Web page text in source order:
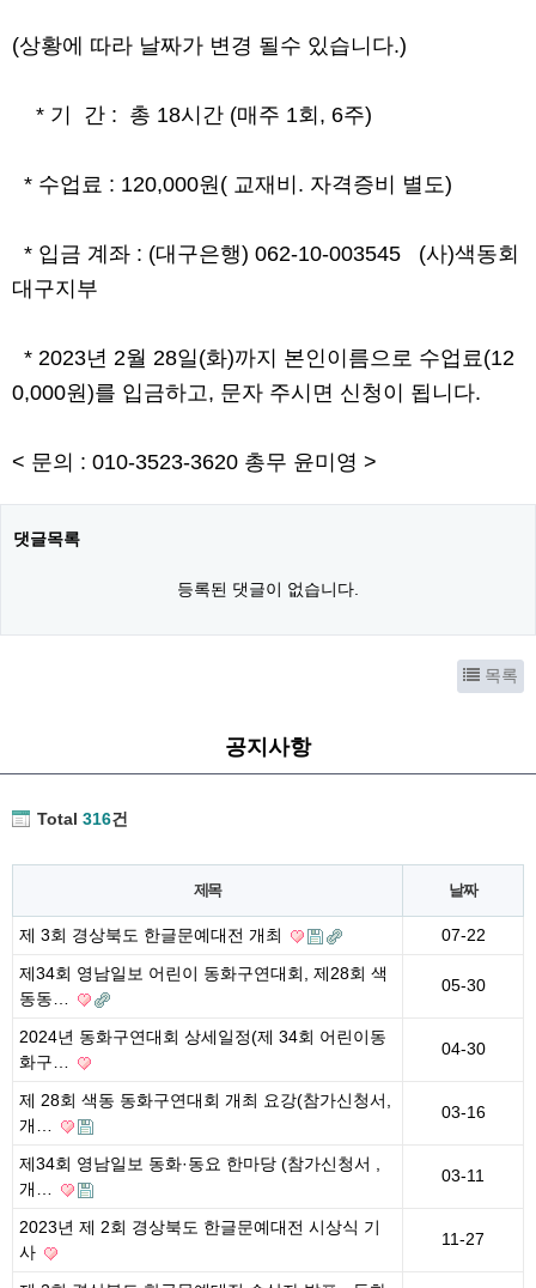
(상황에 따라 날짜가 변경 될수 있습니다.)
* 기 간 : 총 18시간 (매주 1회 , 6주)
* 수업료 : 120,000원 ( 교재비 . 자격증비 별도)
* 입금 계좌 : (대구은행) 062-10-003545 (사)색동회
대구지부
* 2023년 2월 28일(화)까지 본인이름으로 수업료(12
0,000원)를 입금하고, 문자 주시면 신청이 됩니다.
< 문의 : 010-3523-3620 총무 윤미영 >
댓글목록
등록된 댓글이 없습니다.
목록
공지사항
Total 316건
제목 날짜
제 3회 경상북도 한글문예대전 개최
07-22
제34회 영남일보 어린이 동화구연대회, 제28회 색
동동…
05-30
2024년 동화구연대회 상세일정(제 34회 어린이동
화구…
04-30
제 28회 색동 동화구연대회 개최 요강(참가신청서,
개…
03-16
제34회 영남일보 동화·동요 한마당 (참가신청서 ,
개…
03-11
2023년 제 2회 경상북도 한글문예대전 시상식 기
사
11-27